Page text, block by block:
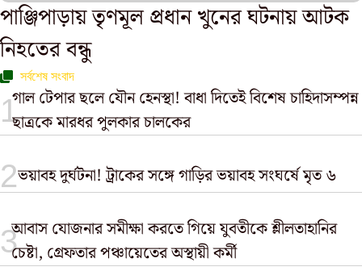
পাঞ্জিপাড়ায় তৃণমূল প্রধান খুনের ঘটনায় আটক
নিহতের বন্ধু
সর্বশেষ সংবাদ
গাল টেপার ছলে যৌন হেনস্থা! বাধা দিতেই বিশেষ চাহিদাসম্পন্ন
ছাত্রকে মারধর পুলকার চালকের
ভয়াবহ দুর্ঘটনা! ট্রাকের সঙ্গে গাড়ির ভয়াবহ সংঘর্ষে মৃত ৬
আবাস যোজনার সমীক্ষা করতে গিয়ে যুবতীকে শ্লীলতাহানির
চেষ্টা, গ্রেফতার পঞ্চায়েতের অস্থায়ী কর্মী